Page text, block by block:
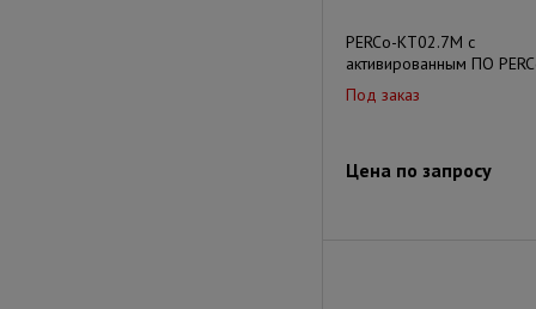
PERCo-KT02.7M с
активированным ПО
Под заказ
Цена по запросу